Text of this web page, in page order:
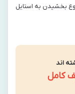
بخشیدن به استایل
اند
کامل